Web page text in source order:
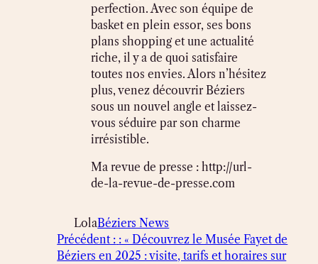
perfection. Avec son équipe de
basket en plein essor, ses bons
plans shopping et une actualité
riche, il y a de quoi satisfaire
toutes nos envies. Alors n’hésitez
plus, venez découvrir Béziers
sous un nouvel angle et laissez-
vous séduire par son charme
irrésistible.
Ma revue de presse : http://url-
de-la-revue-de-presse.com
LolaBéziers News
Précédent : : « Découvrez le Musée Fayet de
Béziers en 2025 : visite, tarifs et horaires sur